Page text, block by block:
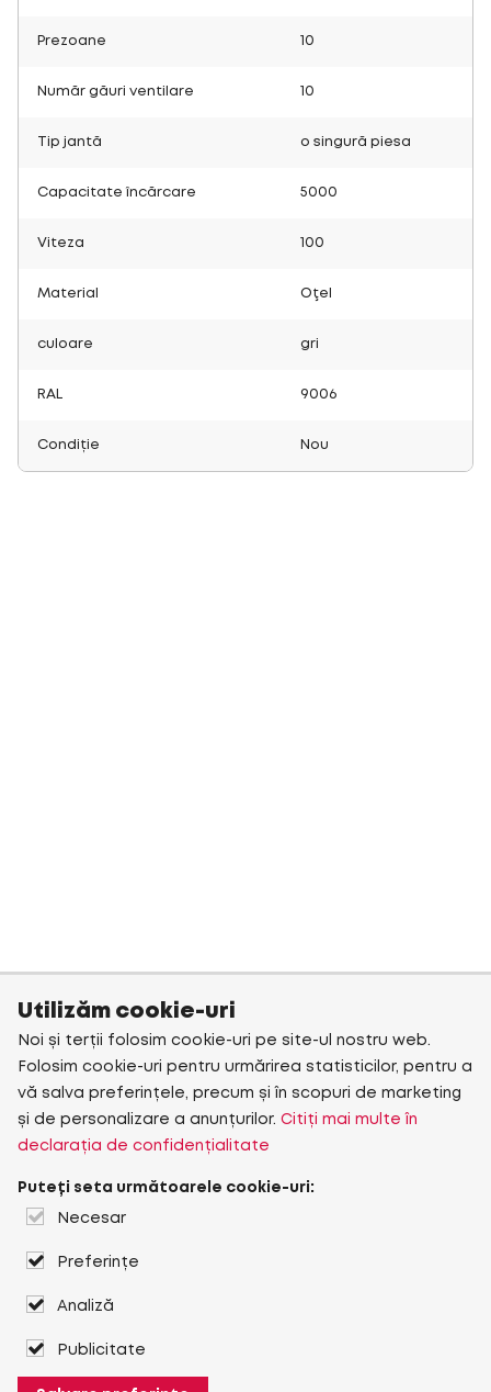
Prezoane 10
Număr găuri ventilare 10
Tip jantă o singură piesa
Capacitate încărcare 5000
Viteza 100
Material Oţel
culoare gri
RAL 9006
Condiție Nou
Utilizăm cookie-uri
Noi și terții folosim cookie-uri pe site-ul nostru web.
Folosim cookie-uri pentru urmărirea statisticilor, pentru a
vă salva preferințele, precum și în scopuri de marketing
și de personalizare a anunțurilor. Citiți mai multe în
declarația de confidențialitate
Puteți seta următoarele cookie-uri:
Necesar
Preferințe
Analiză
Publicitate